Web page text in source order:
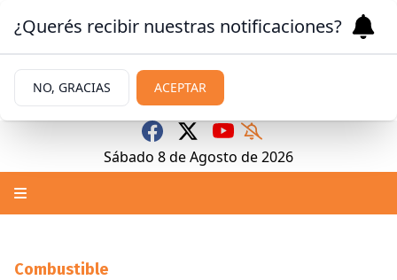
Sábado 8deAgosto de 2026
Combustible
¿Querés recibir nuestras notificaciones?
NO, GRACIAS ACEPTAR